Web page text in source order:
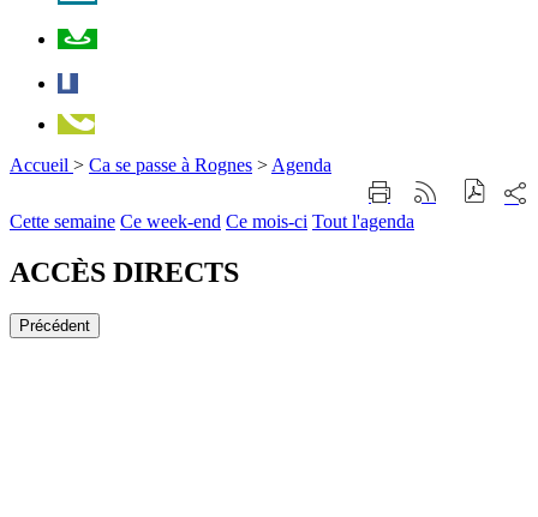
Accueil > Ca se passe à Rognes > Agenda
Imprimer
cette
page
Générer
flux
sur
Cette semaine Ce week-end Ce mois-ci Tout l'agenda
ACCÈS DIRECTS
Précédent